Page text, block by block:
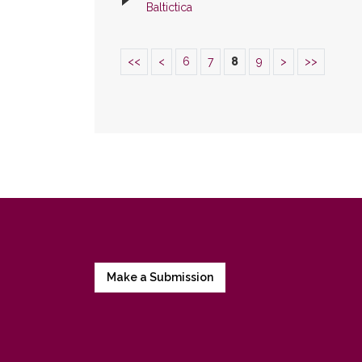
Baltictica
<< < 6 7 8 9 > >>
Make a Submission